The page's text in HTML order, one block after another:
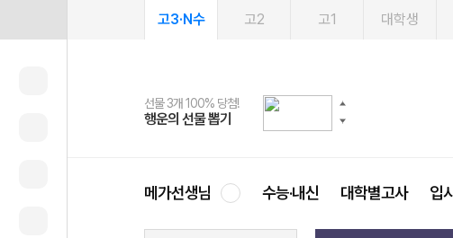
고3·N수 고2 고1 대학생
선물 3개 100% 당첨!
행운의 선물 뽑기
선물 100% 증정!
메가스터디 X 올리브
여름방학 스터디 캐시백
메가런 썸머스쿨
2027 러셀 단과
강사 공개선발
스마트러닝앱
설문 EVENT
메가패스
3일 무료 체험권
메가패스 수강생 무료혜택!
메가클럽 멤버십
사회공헌 캠페인
희망이룸 메가나눔
메가선생님 수능·내신 대학별고사 입